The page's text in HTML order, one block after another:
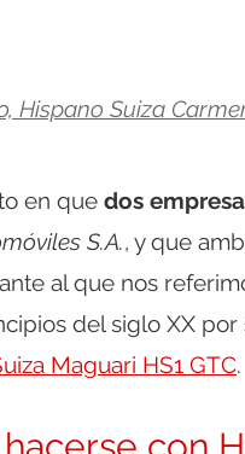
Hispano Suiza
en que dos
S.A., y que
al que nos
del siglo XX
Maguari HS1 GTC.